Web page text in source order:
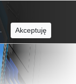
Akceptuję